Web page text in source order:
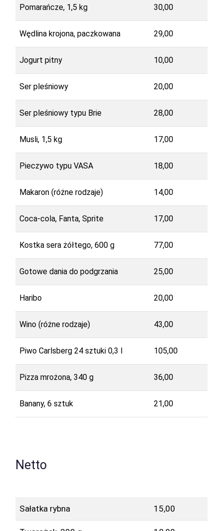
Pomarańcze, 1,5 kg 30,00
Wędlina krojona, paczkowana 29,00
Jogurt pitny 10,00
Ser pleśniowy 20,00
Ser pleśniowy typu Brie 28,00
Musli, 1,5 kg 17,00
Pieczywo typu VASA 18,00
Makaron (różne rodzaje) 14,00
Coca-cola, Fanta, Sprite 17,00
Kostka sera żółtego, 600 g 77,00
Gotowe dania do podgrzania 25,00
Haribo 20,00
Wino (różne rodzaje) 43,00
Piwo Carlsberg 24 sztuki 0,3 l 105,00
Pizza mrożona, 340 g 36,00
Banany, 6 sztuk 21,00
Netto
Sałatka rybna 15,00